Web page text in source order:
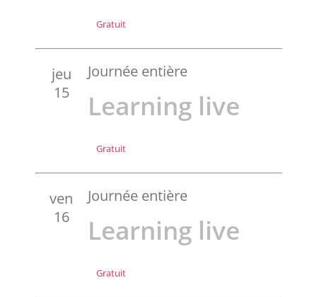
Gratuit
jeu
15
Journée entière
Learning live
Gratuit
ven
16
Journée entière
Learning live
Gratuit